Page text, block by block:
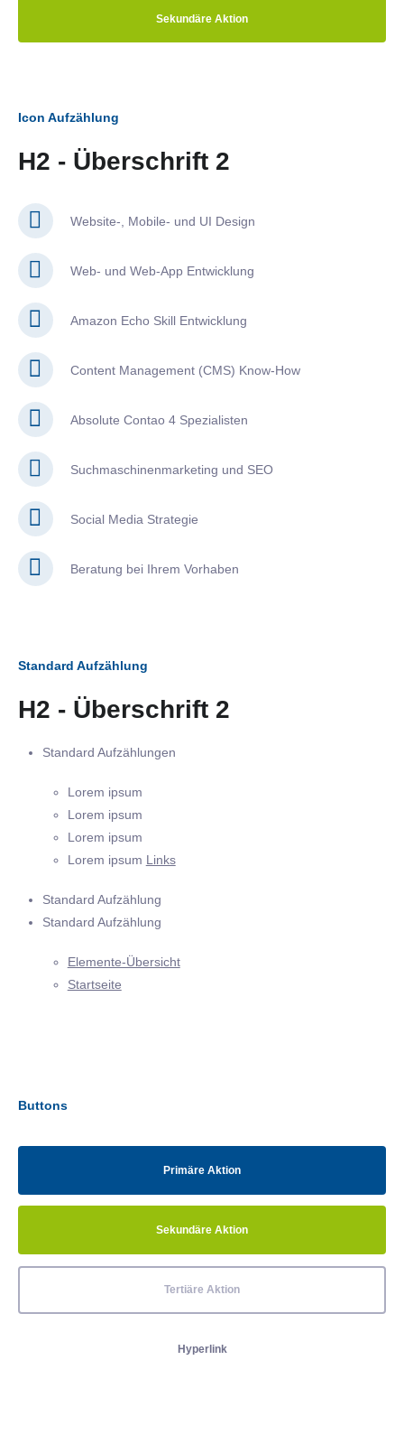
Sekundäre Aktion
Icon Aufzählung
H2 - Überschrift 2
Website-, Mobile- und UI Design
Web- und Web-App Entwicklung
Amazon Echo Skill Entwicklung
Content Management (CMS) Know-How
Absolute Contao 4 Spezialisten
Suchmaschinenmarketing und SEO
Social Media Strategie
Beratung bei Ihrem Vorhaben
Standard Aufzählung
H2 - Überschrift 2
Standard Aufzählungen
Lorem ipsum
Lorem ipsum
Lorem ipsum
Lorem ipsum Links
Standard Aufzählung
Standard Aufzählung
Elemente-Übersicht
Startseite
Buttons
Primäre Aktion
Sekundäre Aktion
Tertiäre Aktion
Hyperlink